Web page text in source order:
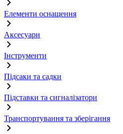
Елементи оснащення
Аксесуари
Інструменти
Підсаки та садки
Підставки та сигналізатори
Транспортування та зберігання